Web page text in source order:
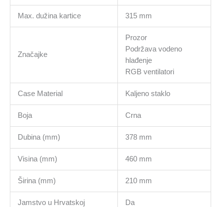
Max. dužina kartice 315 mm
Značajke
Prozor
Podržava vodeno
hlađenje
RGB ventilatori
Case Material Kaljeno staklo
Boja Crna
Dubina (mm) 378 mm
Visina (mm) 460 mm
Širina (mm) 210 mm
Jamstvo u Hrvatskoj Da